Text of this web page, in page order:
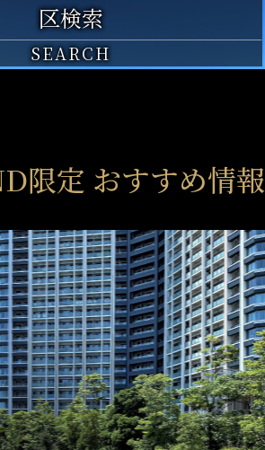
区検索
SEARCH
限定 おすすめ情報